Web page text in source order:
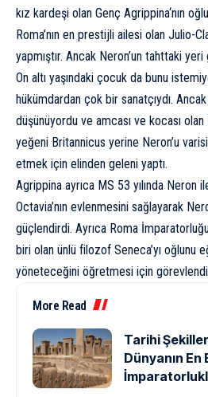
kız kardeşi olan Genç Agrippina‘nın
Roma’nın en prestijli ailesi olan Julio-
yapmıştır. Ancak Neron’un tahttaki
On altı yaşındaki çocuk da bunu
hükümdardan çok bir sanatçıydı. Ancak
düşünüyordu ve amcası ve kocası
yeğeni Britannicus yerine Neron’u
etmek için elinden geleni yaptı.
Agrippina ayrıca MS 53 yılında Neron
Octavia’nın evlenmesini sağlayarak
güçlendirdi. Ayrıca Roma
biri olan ünlü filozof Seneca’yı oğlunu
yöneteceğini öğretmesi için
More Read
Tarihi
Dünyanın En